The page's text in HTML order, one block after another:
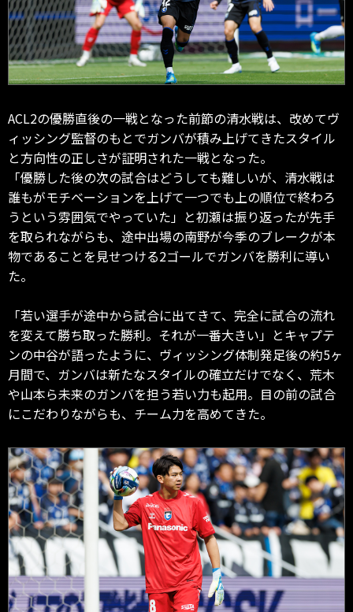
ACL2の優勝直後の一戦となった前節の清水戦は、改めてヴ
ィッシング監督のもとでガンバが積み上げてきたスタイル
と方向性の正しさが証明された一戦となった。
「優勝した後の次の試合はどうしても難しいが、清水戦は
誰もがモチベーションを上げて一つでも上の順位で終わろ
うという雰囲気でやっていた」と初瀬は振り返ったが先手
を取られながらも、途中出場の南野が今季のブレークが本
物であることを見せつける2ゴールでガンバを勝利に導い
た。
「若い選手が途中から試合に出てきて、完全に試合の流れ
を変えて勝ち取った勝利。それが一番大きい」とキャプテ
ンの中谷が語ったように、ヴィッシング体制発足後の約5ヶ
月間で、ガンバは新たなスタイルの確立だけでなく、荒木
や山本ら未来のガンバを担う若い力も起用。目の前の試合
にこだわりながらも、チーム力を高めてきた。